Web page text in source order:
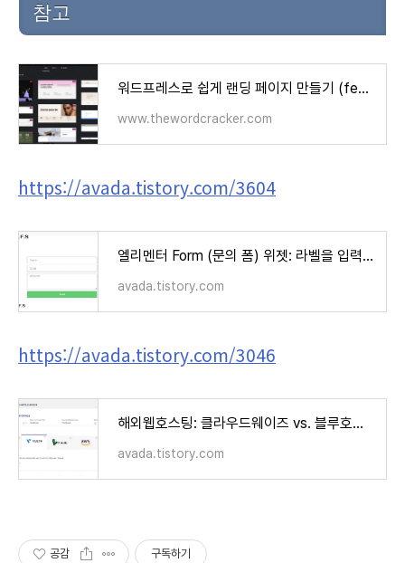
참고
워드프레스로 쉽게 랜딩 페이지 만들기 (feat. 엘리멘터, GeneratePress, Divi) - 워드프레스 정보꾸러미
www.thewordcracker.com
https://avada.tistory.com/3604
엘리멘터 Form (문의 폼) 위젯: 라벨을 입력 필드 왼쪽으로 이동시키는 방법
avada.tistory.com
https://avada.tistory.com/3046
해외웹호스팅: 클라우드웨이즈 vs. 블루호스트 vs. 카페24 비교 (Cloudways vs. Bluehost vs. Cafe24)
avada.tistory.com
공감 구독하기